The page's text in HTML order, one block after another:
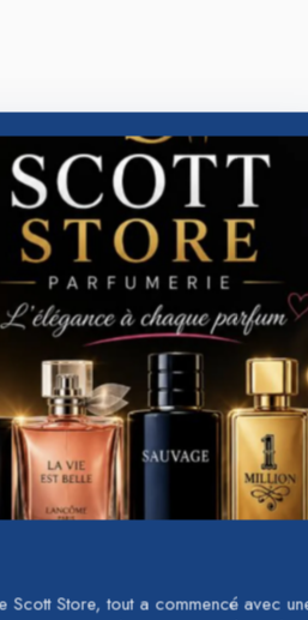
Scott Store, tout a commencé avec